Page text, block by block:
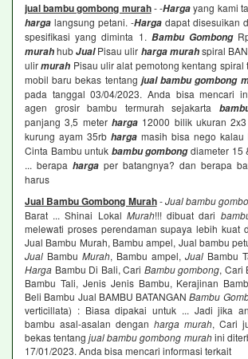
jual bambu gombong murah- -Hargayang kami
harga langsung petani. -Harga dapat disesuikan
spesifikasi yang diminta 1. Bambu Gombong
murahhubJualPisau ulir harga murahspiral
ulirmurah Pisau ulir alat pemotong kentang spiral
mobil baru bekas tentang jual bambu gombong
pada tanggal 03/04/2023. Anda bisa mencari
agen grosir bambu termurah sejakarta
panjang 3,5 meter harga12000 bilik ukuran
kurung ayam 35rb harga masih bisa nego kalau
Cinta Bambu untuk bambu gombongdiameter 15
... berapa harga per batangnya? dan berapa
harus
Jual Bambu Gombong Murah-Jual bambu
Barat ... Shinai Lokal Murah!!! dibuat dari
melewati proses perendaman supaya lebih kuat
Jual Bambu Murah, Bambu ampel, Jual bambu
Jual Bambu Murah, Bambu ampel, Jual Bambu
Harga Bambu Di Bali, Cari Bambu gombong, Cari
Bambu Tali, Jenis Jenis Bambu, Kerajinan
Beli Bambu Jual BAMBU BATANGANBambu
verticillata) : Biasa dipakai untuk ... Jadi jika
bambu asal-asalan dengan harga murah, Cari
bekas tentangjual bambu gombong murahini
17/01/2023. Anda bisa mencari informasi terkait